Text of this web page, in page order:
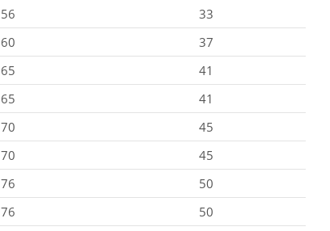
56
33
60
37
65
41
65
41
70
45
70
45
76
50
76
50